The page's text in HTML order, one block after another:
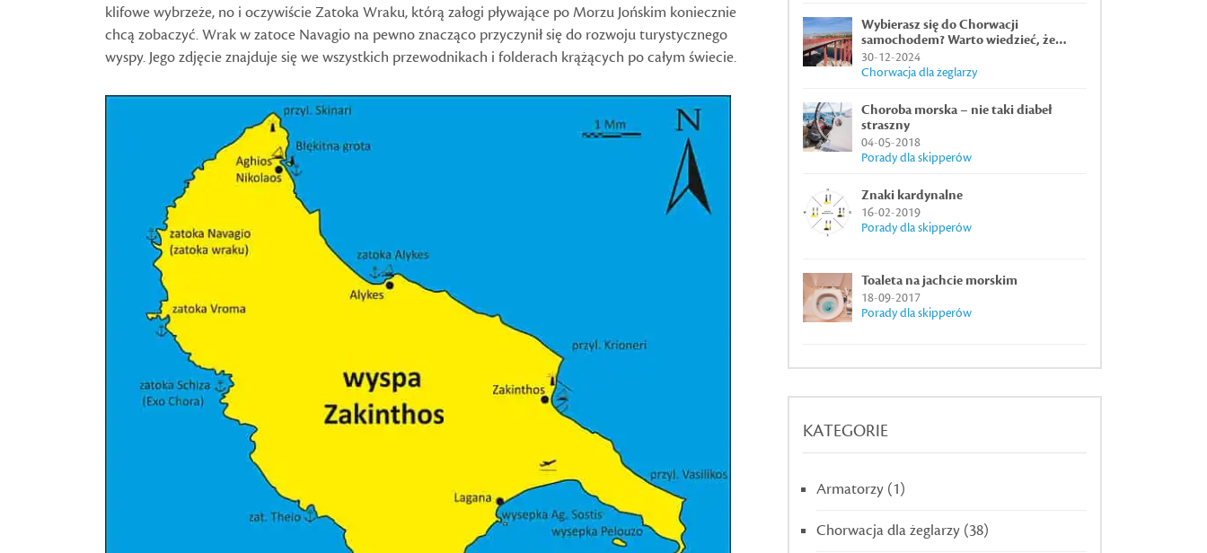
klifowe wybrzeże, no i oczywiście Zatoka Wraku, którą załogi pływające po Morzu Jońskim koniecznie
chcą zobaczyć. Wrak w zatoce Navagio na pewno znacząco przyczynił się do rozwoju turystycznego
wyspy. Jego zdjęcie znajduje się we wszystkich przewodnikach i folderach krążących po całym świecie.
Wybierasz się do Chorwacji
samochodem? Warto wiedzieć, że…
30-12-2024
Chorwacja dla żeglarzy
Choroba morska – nie taki diabeł
straszny
04-05-2018
Porady dla skipperów
Znaki kardynalne
16-02-2019
Porady dla skipperów
Toaleta na jachcie morskim
18-09-2017
Porady dla skipperów
KATEGORIE
Armatorzy (1)
Chorwacja dla żeglarzy (38)